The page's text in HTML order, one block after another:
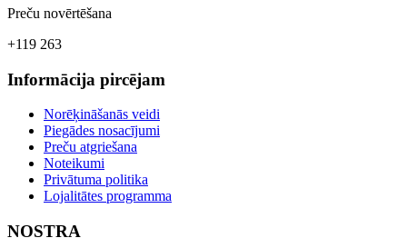
Preču novērtēšana
+119 263
Informācija pircējam
Norēķināšanās veidi
Piegādes nosacījumi
Preču atgriešana
Noteikumi
Privātuma politika
Lojalitātes programma
NOSTRA